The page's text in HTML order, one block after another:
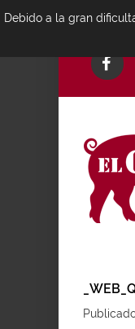
Debido a la gran